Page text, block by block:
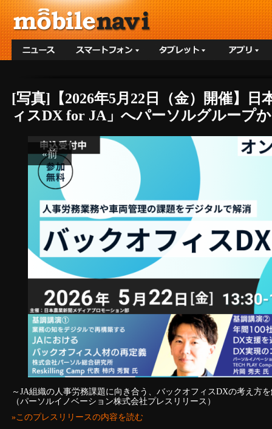
[写真]【2026年5月22日（金）開催】
ィスDX for JA」へパーソルグループ
«前
～JA組織の人事労務課題に向き合う、バックオフィスDXの考え方
（パーソルイノベーション株式会社プレスリリース）
»このプレスリリースの内容を読む